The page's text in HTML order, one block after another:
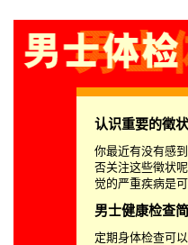
认识重要的徵状
你最近有没有感
否关注这些徵状
觉的严重疾病是可
男士健康检查
定期身体检查可